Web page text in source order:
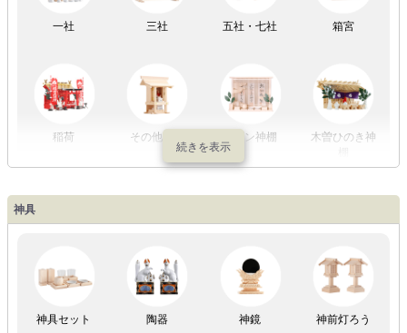
一社 三社 五社・七社 箱宮
稲荷 その他の社 モダン神棚
木曽ひのき神
神具
神具セット 陶器 神鏡 神前灯ろう